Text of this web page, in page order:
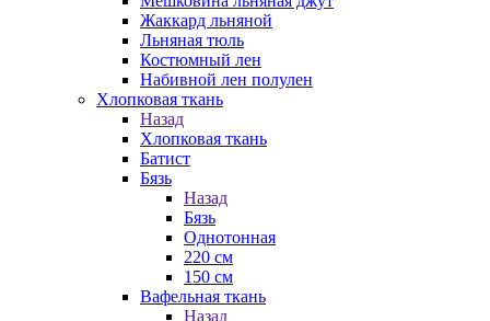
Жаккард льняной
Льняная тюль
Костюмный лен
Набивной лен полулен
Хлопковая ткань
Назад
Хлопковая ткань
Батист
Бязь
Назад
Бязь
Однотонная
220 см
150 см
Вафельная ткань
Назад